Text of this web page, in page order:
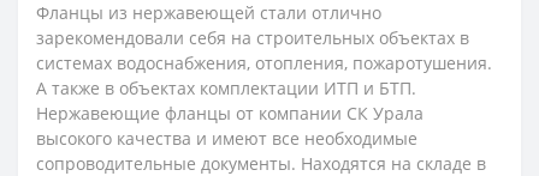
Фланцы из нержавеющей стали отлично
зарекомендовали себя на строительных объектах в
системах водоснабжения, отопления, пожаротушения.
А также в объектах комплектации ИТП и БТП.
Нержавеющие фланцы от компании СК Урала
высокого качества и имеют все необходимые
сопроводительные документы. Находятся на складе в